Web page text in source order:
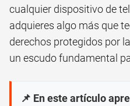
cualquier dispositivo de
adquieres algo más que
derechos protegidos por
un escudo fundamental
📌 En este artículo